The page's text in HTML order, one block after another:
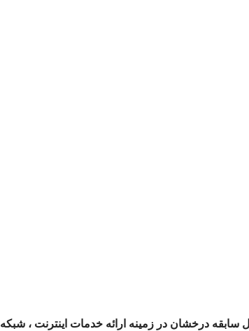
سابقه درخشان در زمینه ارائه خدمات اینترنت ، شبکه